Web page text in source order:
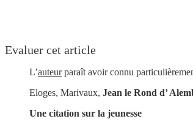
Evaluer cet article
L’auteurparaît avoir connu
Eloges, Marivaux, Jean le Rond d’
Une citation sur la jeunesse